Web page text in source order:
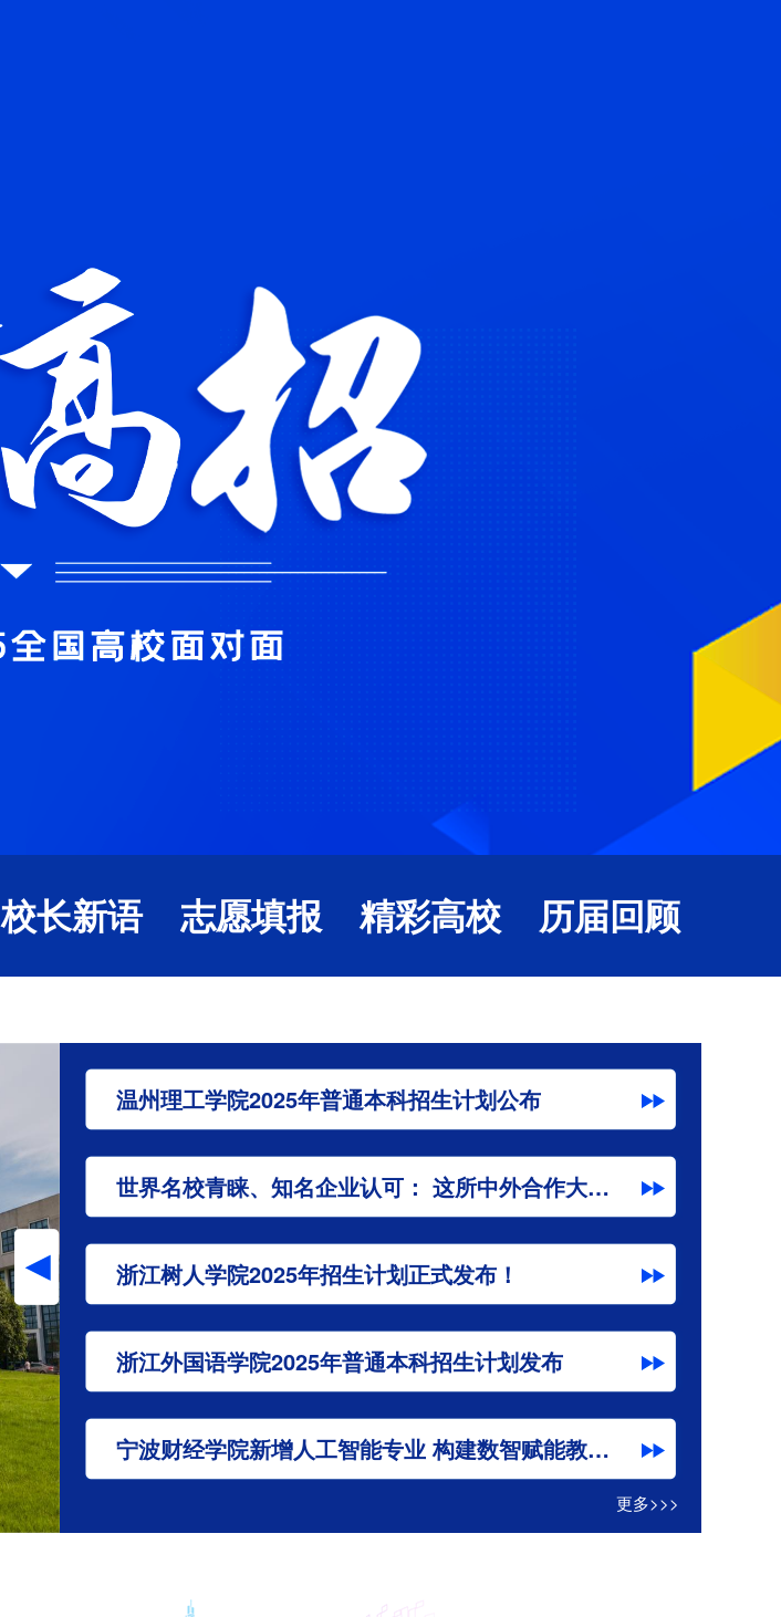
校长新语 志愿填报 精彩高校 历届回顾
温州理工学院2025年普通本科招生计划公布
世界名校青睐、知名企业认可： 这所中外合作大学毕业生为何备受关注？
浙江树人学院2025年招生计划正式发布！
浙江外国语学院2025年普通本科招生计划发布
宁波财经学院新增人工智能专业 构建数智赋能教育新范式
更多>>>